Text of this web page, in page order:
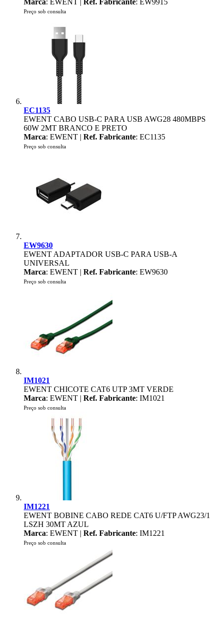
Marca: EWENT | Ref. Fabricante: EW9915
Preço sob consulta
EC1135
EWENT CABO USB-C PARA USB AWG28 480MBPS
60W 2MT BRANCO E PRETO
Marca: EWENT | Ref. Fabricante: EC1135
Preço sob consulta
EW9630
EWENT ADAPTADOR USB-C PARA USB-A
UNIVERSAL
Marca: EWENT | Ref. Fabricante: EW9630
Preço sob consulta
IM1021
EWENT CHICOTE CAT6 UTP 3MT VERDE
Marca: EWENT | Ref. Fabricante: IM1021
Preço sob consulta
IM1221
EWENT BOBINE CABO REDE CAT6 U/FTP AWG23/1
LSZH 30MT AZUL
Marca: EWENT | Ref. Fabricante: IM1221
Preço sob consulta